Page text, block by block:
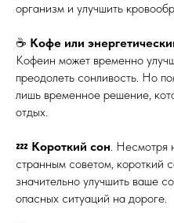
организм и улучшить
☕️ Кофе или
Кофеин может временно
преодолеть сонливость. Но
лишь временное решение,
отдых.
💤 Короткий сон. Несмотря
странным советом, короткий
значительно улучшить ваше
опасных ситуаций на дороге.